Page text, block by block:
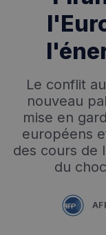
Visites guidées
Événements à
Le conflit
nouveau
mise en
européens
des cours de
du